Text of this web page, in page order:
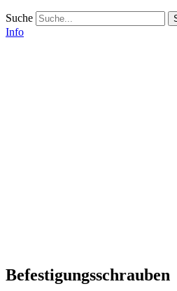
Suche
Info
Befestigungsschrauben